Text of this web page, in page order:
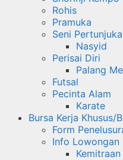
Rohis
Pramuka
Seni
Nasyid
Perisai Diri
Palang
Futsal
Pecinta Alam
Karate
Bursa Kerja Khusus/
Form
Info Lowongan
Kemitraan